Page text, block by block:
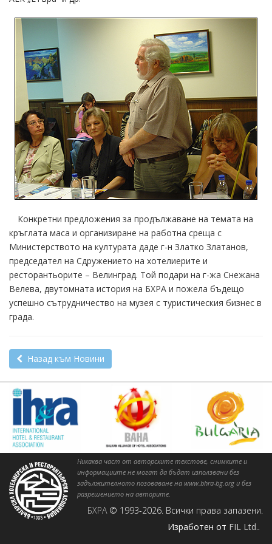
Конкретни предложения за продължаване на темата на
кръглата маса и организиране на работна среща с
Министерството на културата даде г-н Златко Златанов,
председател на Сдружението на хотелиерите и
ресторантьорите – Велинград. Той подари на г-жа Снежана
Велева, двутомната история на БХРА и пожела бъдещо
успешно сътрудничество на музея с туристическия бизнес в
града.
Назад към Новини
Никаква част от авторските текстове, снимките и
информациите не могат да бъдат използвани без
задължителното позоваване на www.bhra-bg.org и без
разрешението на авторите.
БХРА © 1993-2026. Всички права запазени.
Изработен от FIL Ltd..